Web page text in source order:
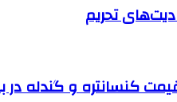
تحریم
کنسانتره و گندله در